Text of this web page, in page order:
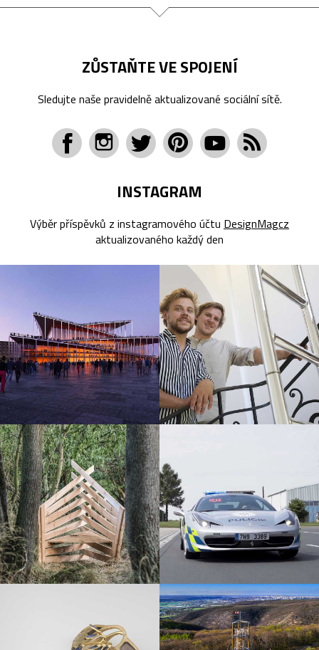
ZŮSTAŇTE VE SPOJENÍ
Sledujte naše pravidelně aktualizované sociální sítě.
INSTAGRAM
Výběr příspěvků z instagramového účtu DesignMagcz
aktualizovaného každý den